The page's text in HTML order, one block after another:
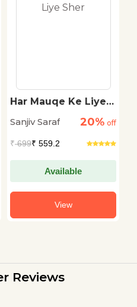
Har Mauqe Ke Liye
Sanjiv Saraf
20% off
₹699₹ 559.2
Available
View
Reviews